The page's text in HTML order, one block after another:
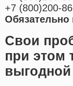
+7 (800)200-
Обязательно
Свои
при этом